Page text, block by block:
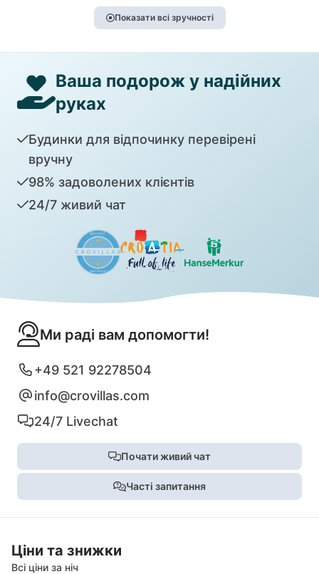
Показати всі зручності
Ваша подорож у надійних
руках
Будинки для відпочинку перевірені
вручну
98% задоволених клієнтів
24/7 живий чат
Ми раді вам допомогти!
+49 521 92278504
info@crovillas.com
24/7 Livechat
Почати живий чат
Часті запитання
Ціни та знижки
Всі ціни за ніч